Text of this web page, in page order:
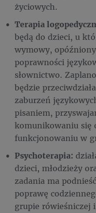
życiowych.
Terapia
będą do dzieci, u
wymowy,
poprawności
słownictwo.
będzie
zaburzeń
pisaniem,
komunikowaniu się
funkcjonowaniu w
Psychoterapia:
dzieci, młodzieży
zadania ma
poprawę
grupie rówieśniczej